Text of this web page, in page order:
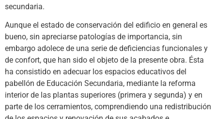
secundaria.
Aunque el estado de conservación del edificio en general es
bueno, sin apreciarse patologías de importancia, sin
embargo adolece de una serie de deficiencias funcionales y
de confort, que han sido el objeto de la presente obra. Ésta
ha consistido en adecuar los espacios educativos del
pabellón de Educación Secundaria, mediante la reforma
interior de las plantas superiores (primera y segunda) y en
parte de los cerramientos, comprendiendo una redistribución